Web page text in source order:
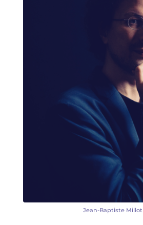
Jean-Baptiste Millot